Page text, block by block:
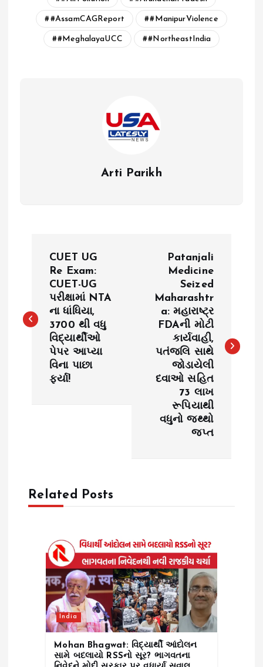
#AssamCAGReport #ManipurViolence
#MeghalayaUCC #NortheastIndia
Arti Parikh
s
t
a
CUET UG
Re Exam:
CUET-UG
પરીક્ષામાં NTA
ના ધાંધિયા,
3700 થી વધુ
વિદ્યાર્થીઓ
પેપર આપ્યા
વિના પાછા
ફર્યા!
Patanjali
Medicine
Seized
Maharashtr
a: મહારાષ્ટ્ર
FDAની મોટી
કાર્યવાહી,
પતંજલિ સાથે
જોડાયેલી
દવાઓ સહિત
73 લાખ
રૂપિયાથી
વધુનો જથ્થો
જપ્ત
Related Posts
India
Mohan Bhagwat: વિદ્યાર્થી આંદોલન
સામે બદલાયો RSSનો સૂર? ભાગવતના